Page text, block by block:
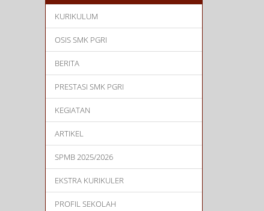
KURIKULUM
OSIS SMK PGRI
BERITA
PRESTASI SMK PGRI
KEGIATAN
ARTIKEL
SPMB 2025/2026
EKSTRA KURIKULER
PROFIL SEKOLAH